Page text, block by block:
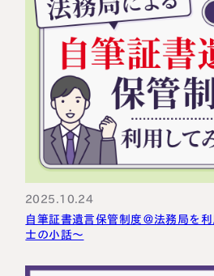
2025.10.24
自筆証書遺言保管制度＠法務局を
士の小話～